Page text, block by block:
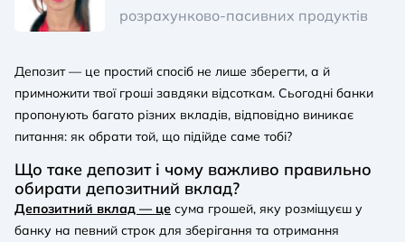
розрахунково-пасивних продуктів
Депозит — це простий спосіб не лише зберегти, а й
примножити твої гроші завдяки відсоткам. Сьогодні банки
пропонують багато різних вкладів, відповідно виникає
питання: як обрати той, що підійде саме тобі?
Що таке депозит і чому важливо правильно
обирати депозитний вклад?
Депозитний вклад — це сума грошей, яку розміщуєш у
банку на певний строк для зберігання та отримання